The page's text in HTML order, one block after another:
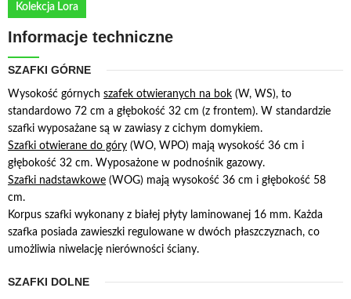
Kolekcja Lora
Informacje techniczne
SZAFKI GÓRNE
Wysokość górnych szafek otwieranych na bok (W, WS), to
standardowo 72 cm a głębokość 32 cm (z frontem). W standardzie
szafki wyposażane są w zawiasy z cichym domykiem.
Szafki otwierane do góry (WO, WPO) mają wysokość 36 cm i
głębokość 32 cm. Wyposażone w podnośnik gazowy.
Szafki nadstawkowe (WOG) mają wysokość 36 cm i głębokość 58
cm.
Korpus szafki wykonany z białej płyty laminowanej 16 mm. Każda
szafka posiada zawieszki regulowane w dwóch płaszczyznach, co
umożliwia niwelację nierówności ściany.
SZAFKI DOLNE